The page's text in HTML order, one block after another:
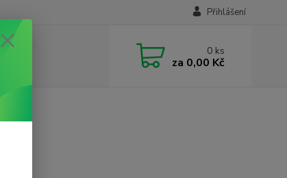
Přihlášení
0 ks
za 0,00 Kč